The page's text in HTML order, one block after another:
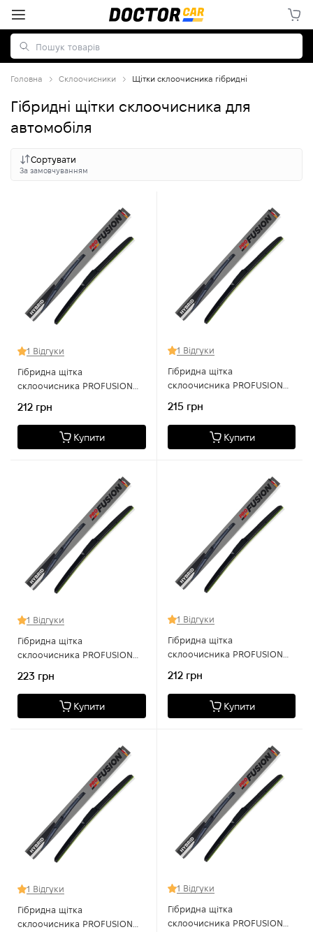
Головна Склоочисники Щітки склоочисника гібридні
Гібридні щітки склоочисника для
автомобіля
Сортувати
За замовчуванням
1 Відгуки
Гібридна щітка
склоочисника PROFUSION
212 грн
Купити
1 Відгуки
Гібридна щітка
склоочисника PROFUSION
215 грн
Купити
1 Відгуки
Гібридна щітка
склоочисника PROFUSION
223 грн
Купити
1 Відгуки
Гібридна щітка
склоочисника PROFUSION
212 грн
Купити
1 Відгуки
Гібридна щітка
склоочисника PROFUSION
1 Відгуки
Гібридна щітка
склоочисника PROFUSION